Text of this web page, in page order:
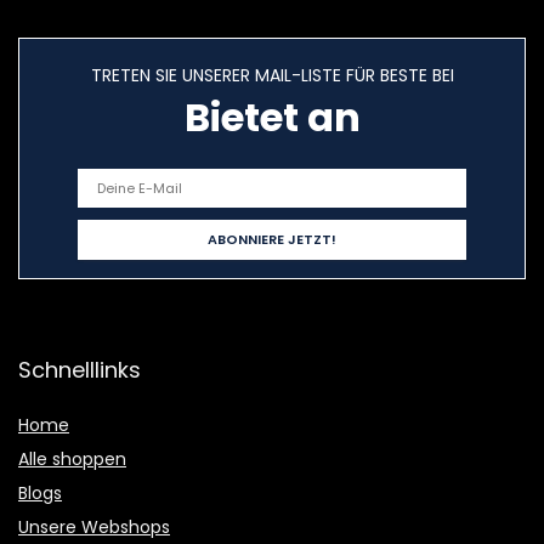
TRETEN SIE UNSERER MAIL-LISTE FÜR BESTE BEI
Bietet an
Schnelllinks
Home
Alle shoppen
Blogs
Unsere Webshops